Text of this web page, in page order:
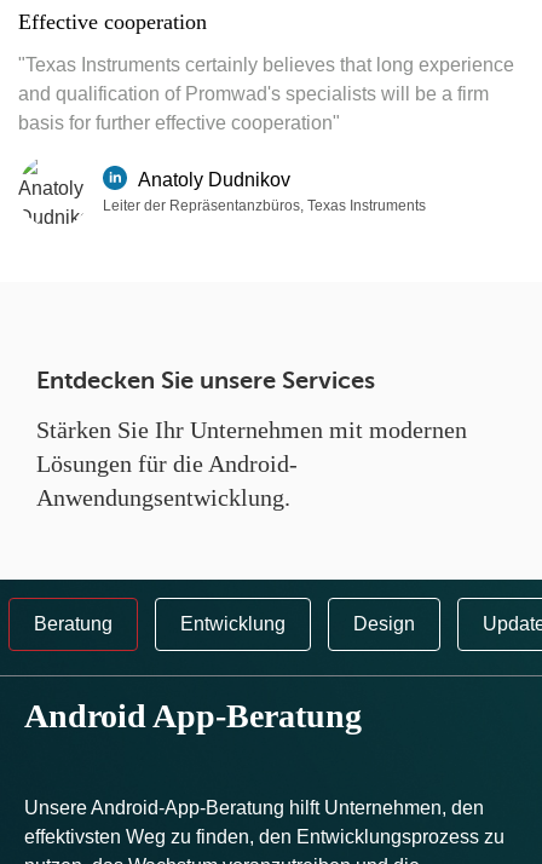
Effective cooperation
"Texas Instruments certainly believes that long experience
and qualification of Promwad's specialists will be a firm
basis for further effective cooperation"
Anatoly Dudnikov
Leiter der Repräsentanzbüros, Texas Instruments
Entdecken Sie unsere Services
Stärken Sie Ihr Unternehmen mit modernen
Lösungen für die Android-
Anwendungsentwicklung.
Beratung Entwicklung Design
Android App-Beratung
Unsere Android-App-Beratung hilft Unternehmen, den
effektivsten Weg zu finden, den Entwicklungsprozess zu